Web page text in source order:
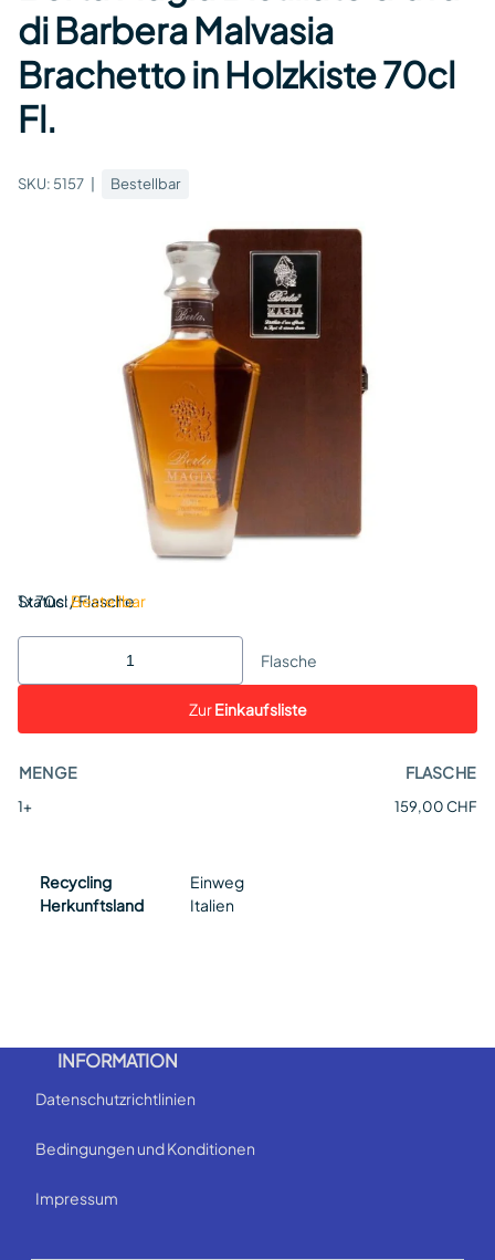
di Barbera Malvasia
Brachetto in Holzkiste 70cl
Fl.
SKU: 5157 Bestellbar
Status:Bestellbar
1 x 70cl / Flasche
Flasche
ZurEinkaufsliste
MENGE FLASCHE
1+ 159,00 CHF
Recycling
Einweg
Herkunftsland
Italien
INFORMATION
Datenschutzrichtlinien
Bedingungen und Konditionen
Impressum